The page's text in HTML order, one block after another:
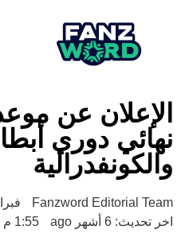
الإعلان عن
نهائي دوري
والكونفدرالية
Fanzword Editorial Team
فبراير
اخر تحديث: 6 أشهر ago
1:55 م